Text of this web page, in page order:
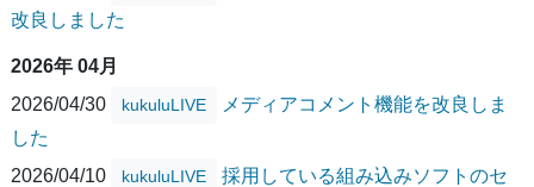
改良しました
2026年 04月
2026/04/30
kukuluLIVE
メディアコメント機能を改良しま
した
2026/04/10
kukuluLIVE
採用している組み込みソフトのセ